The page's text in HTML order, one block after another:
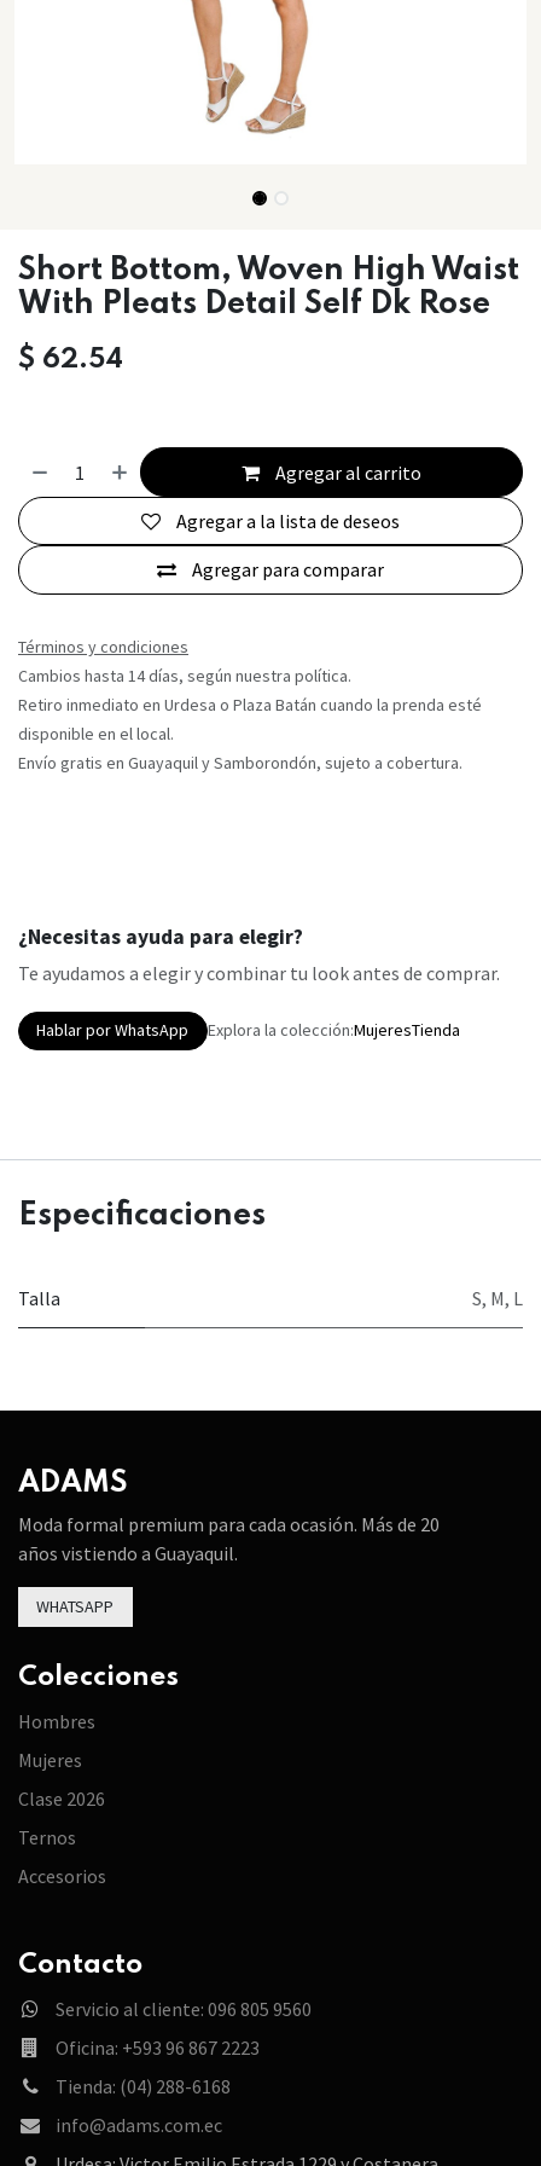
Short Bottom, Woven High Waist
With Pleats Detail Self Dk Rose
$ 62.54
Agregar al carrito
Agregar para comparar
Agregar a la lista de deseos
Términos y condiciones
Cambios hasta 14 días, según nuestra política.
Retiro inmediato en Urdesa o Plaza Batán cuando la prenda esté
disponible en el local.
Envío gratis en Guayaquil y Samborondón, sujeto a cobertura.
¿Necesitas ayuda para elegir?
Te ayudamos a elegir y combinar tu look antes de comprar.
Hablar por WhatsApp Explora la colección:MujeresTienda
Especificaciones
Talla S, M, L
ADAMS
Moda formal premium para cada ocasión. Más de 20
años vistiendo a Guayaquil.
WHATSAPP
Colecciones
Hombres
Mujeres
Clase 2026
Ternos
Accesorios
Contacto
Servicio al cliente: 096 805 9560
Oficina: +593 96 867 2223
Tienda: (04) 288-6168
info@adams.com.ec